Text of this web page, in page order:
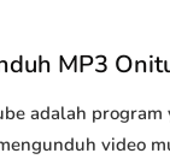
MP3
adalah program
video